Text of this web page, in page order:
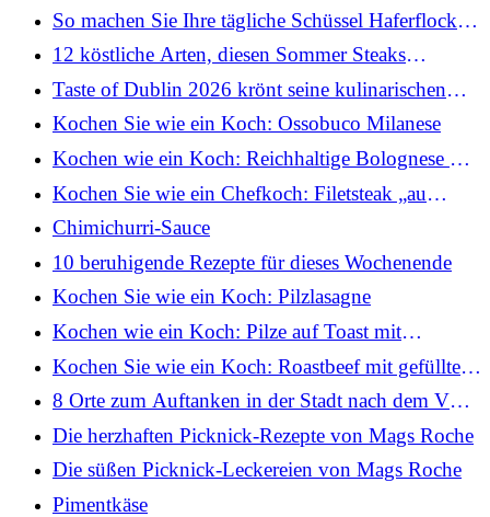
So machen Sie Ihre tägliche Schüssel Haferflocken
köstlicher
12 köstliche Arten, diesen Sommer Steaks
zuzubereiten
Taste of Dublin 2026 krönt seine kulinarischen
Champions
Kochen Sie wie ein Koch: Ossobuco Milanese
Kochen wie ein Koch: Reichhaltige Bolognese mit
Rigatoni
Kochen Sie wie ein Chefkoch: Filetsteak „au
poivre“ mit Pommes Frites
Chimichurri-Sauce
10 beruhigende Rezepte für dieses Wochenende
Kochen Sie wie ein Koch: Pilzlasagne
Kochen wie ein Koch: Pilze auf Toast mit
pochiertem Ei und Estragon (Pilz-Gewürztrick)
Kochen Sie wie ein Koch: Roastbeef mit gefüllten
Pilzen, Nduja und Blauschimmelkäse
8 Orte zum Auftanken in der Stadt nach dem VHI
Women's Mini Marathon
Die herzhaften Picknick-Rezepte von Mags Roche
Die süßen Picknick-Leckereien von Mags Roche
Pimentkäse